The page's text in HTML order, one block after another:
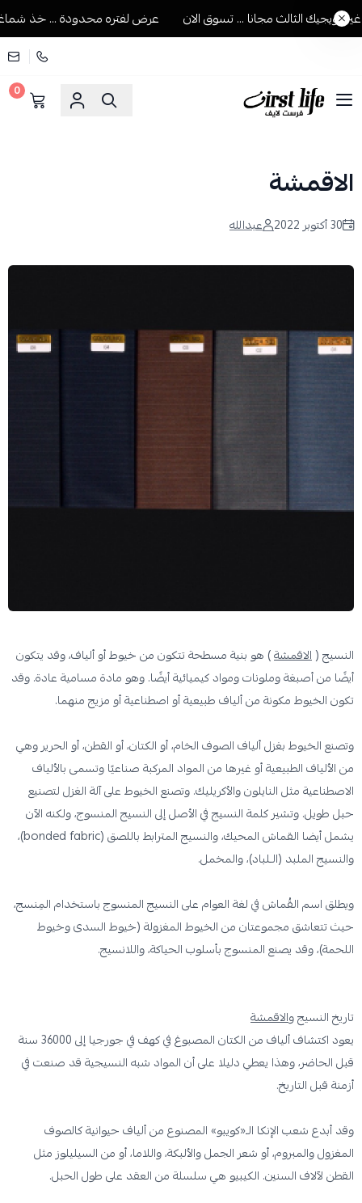
الثالث مجانا ... تسوق الان عرض لفتره محدودة ... خذ
فرست لايف للمستلزمات الرجالية
0
الاقمشة
30 أكتوبر 2022 عبدالله
النسيج (الاقمشة) هو بنية مسطحة تتكون من خيوط أو ألياف، وقد يتكون
أيضًا من أصبغة وملونات ومواد كيميائية أيضًا. وهو مادة مسامية عادة. وقد
تكون الخيوط مكونة من ألياف طبيعية أو اصطناعية أو مزيج منهما.
وتصنع الخيوط بغزل ألياف الصوف الخام، أو الكتان، أو القطن، أو الحرير وهي
من الألياف الطبيعية أو غيرها من المواد المركبة صناعيًا وتسمى بالألياف
الاصطناعية مثل النايلون والأكريليك. وتصنع الخيوط على آلة الغزل لتصنيع
حبل طويل. وتشير كلمة النسيج في الأصل إلى النسيج المنسوج، ولكنه الآن
يشمل أيضا القماش المحيك، والنسيج المترابط باللصق (bonded fabric)،
والنسيج الملبد (الـلباد)، والمخمل.
ويطلق اسم القُماش في لغة العوام على النسيج المنسوج باستخدام المِنسج،
حيث تتعاشق مجموعتان من الخيوط المغزولة (خيوط السدى وخيوط
اللحمة)، وقد يصنع المنسوج بأسلوب الحياكة، واللانسيج.
تاريخ النسيج والاقمشة
يعود اكتشاف ألياف من الكتان المصبوغ في كهف في جورجيا إلى 36000 سنة
قبل الحاضر، وهذا يعطي دليلا على أن المواد شبه النسيجية قد صنعت في
أزمنة قبل التاريخ.
وقد أبدع شعب الإنكا الـ«كويبو» المصنوع من ألياف حيوانية كالصوف
المغزول والمبروم، أو شعر الجمل والألبكة، واللاما، أو من السيليلوز مثل
القطن لآلاف السنين. الكيبيو هي سلسلة من العقد على طول الحبل.